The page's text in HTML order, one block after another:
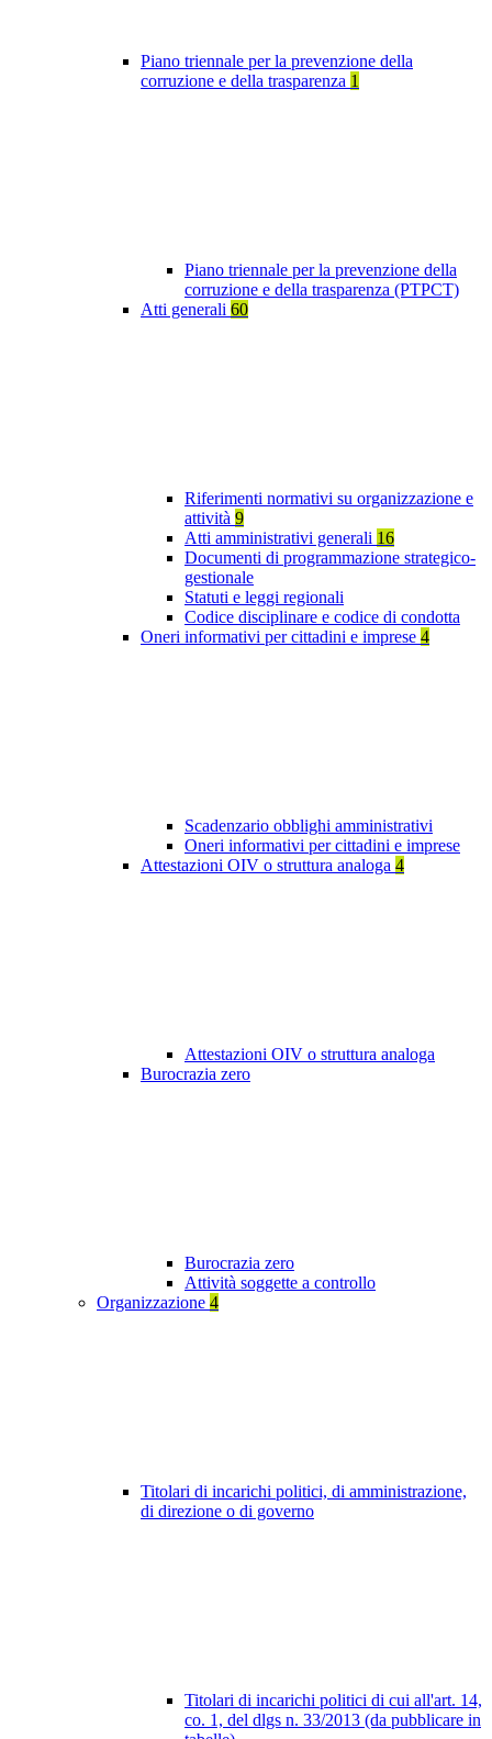
Piano triennale per la prevenzione della
corruzione e della trasparenza 1
Piano triennale per la prevenzione della
corruzione e della trasparenza (PTPCT)
Atti generali 60
Riferimenti normativi su organizzazione e
attività 9
Atti amministrativi generali 16
Documenti di programmazione strategico-
gestionale
Statuti e leggi regionali
Codice disciplinare e codice di condotta
Oneri informativi per cittadini e imprese 4
Scadenzario obblighi amministrativi
Oneri informativi per cittadini e imprese
Attestazioni OIV o struttura analoga 4
Attestazioni OIV o struttura analoga
Burocrazia zero
Burocrazia zero
Attività soggette a controllo
Organizzazione 4
Titolari di incarichi politici, di amministrazione,
di direzione o di governo
Titolari di incarichi politici di cui all'art. 14,
co. 1, del dlgs n. 33/2013 (da pubblicare in